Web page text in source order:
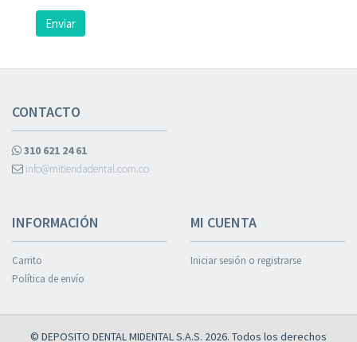
Enviar
CONTACTO
310 621 24 61
info@mitiendadental.com.co
INFORMACIÓN
Carrito
Política de envío
MI CUENTA
Iniciar sesión o registrarse
© DEPOSITO DENTAL MIDENTAL S.A.S. 2026. Todos los derechos